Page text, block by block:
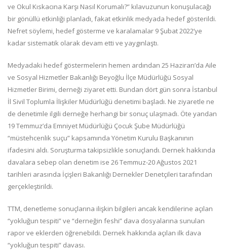
ve Okul Kıskacına Karşı Nasıl Korumalı?” kılavuzunun konuşulacağı
bir gönüllü etkinliği planladı, fakat etkinlik medyada hedef gösterildi.
Nefret söylemi, hedef gösterme ve karalamalar 9 Şubat 2022’ye
kadar sistematik olarak devam etti ve yaygınlaştı.
Medyadaki hedef göstermelerin hemen ardından 25 Haziran’da Aile
ve Sosyal Hizmetler Bakanlığı Beyoğlu İlçe Müdürlüğü Sosyal
Hizmetler Birimi, derneği ziyaret etti. Bundan dört gün sonra İstanbul
İl Sivil Toplumla İlişkiler Müdürlüğü denetimi başladı. Ne ziyaretle ne
de denetimle ilgili derneğe herhangi bir sonuç ulaşmadı. Öte yandan
19 Temmuz’da Emniyet Müdürlüğü Çocuk Şube Müdürlüğü
“müstehcenlik suçu” kapsamında Yönetim Kurulu Başkanının
ifadesini aldı. Soruşturma takipsizlikle sonuçlandı. Dernek hakkında
davalara sebep olan denetim ise 26 Temmuz-20 Ağustos 2021
tarihleri arasında İçişleri Bakanlığı Dernekler Denetçileri tarafından
gerçekleştirildi.
TTM, denetleme sonuçlarına ilişkin bilgileri ancak kendilerine açılan
“yokluğun tespiti” ve “derneğin feshi” dava dosyalarına sunulan
rapor ve eklerden öğrenebildi. Dernek hakkında açılan ilk dava
“yokluğun tespiti” davası.